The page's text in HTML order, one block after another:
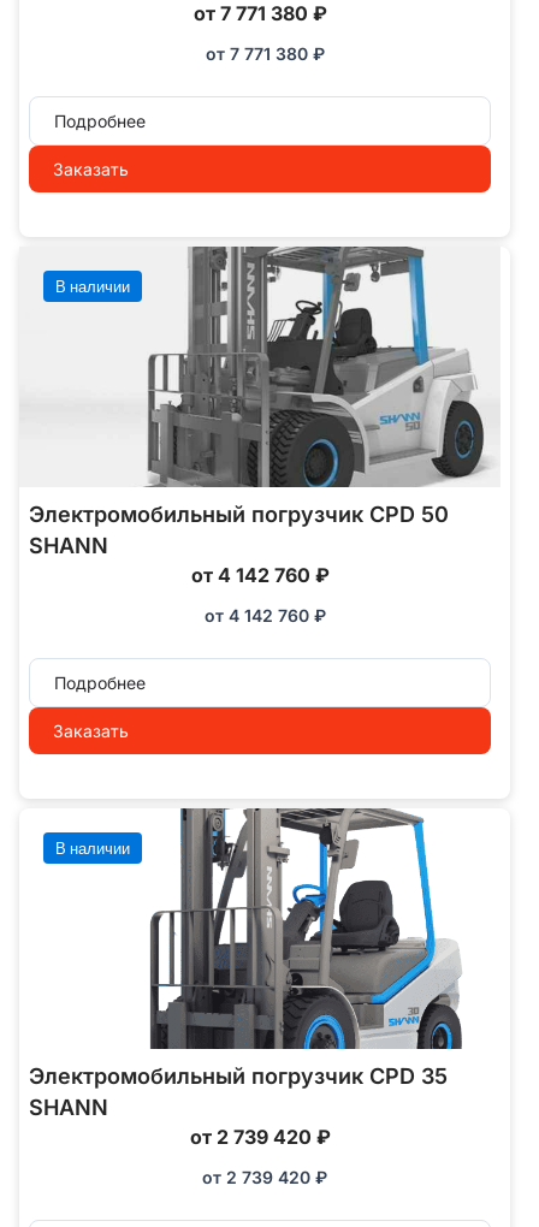
от 7 771 380 ₽
от 7 771 380 ₽
Подробнее
Заказать
В наличии
Электромобильный погрузчик CPD 50
SHANN
от 4 142 760 ₽
от 4 142 760 ₽
Подробнее
Заказать
В наличии
Электромобильный погрузчик CPD 35
SHANN
от 2 739 420 ₽
от 2 739 420 ₽